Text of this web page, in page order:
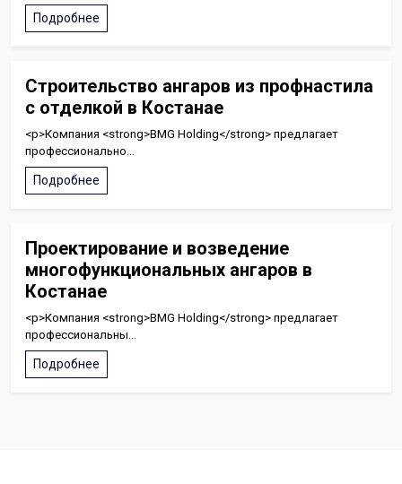
Подробнее
Строительство ангаров из профнастила
с отделкой в Костанае
<p>Компания <strong>BMG Holding</strong> предлагает
профессионально...
Подробнее
Проектирование и возведение
многофункциональных ангаров в
Костанае
<p>Компания <strong>BMG Holding</strong> предлагает
профессиональны...
Подробнее